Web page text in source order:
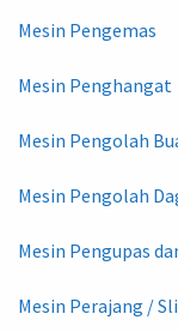
Mesin Pengemas
Mesin Penghangat
Mesin Pengolah
Mesin Pengolah
Mesin Pengupas
Mesin Perajang /